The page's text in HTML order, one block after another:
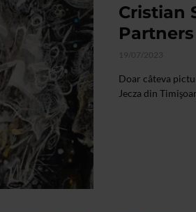
Cristian
Partners
19/07/2023
Doar câteva
Jecza din